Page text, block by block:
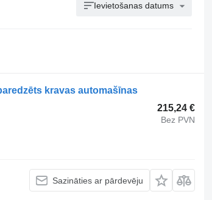
Ievietošanas datums
kravas automašīnas
215,24 €
Bez PVN
Sazināties ar pārdevēju